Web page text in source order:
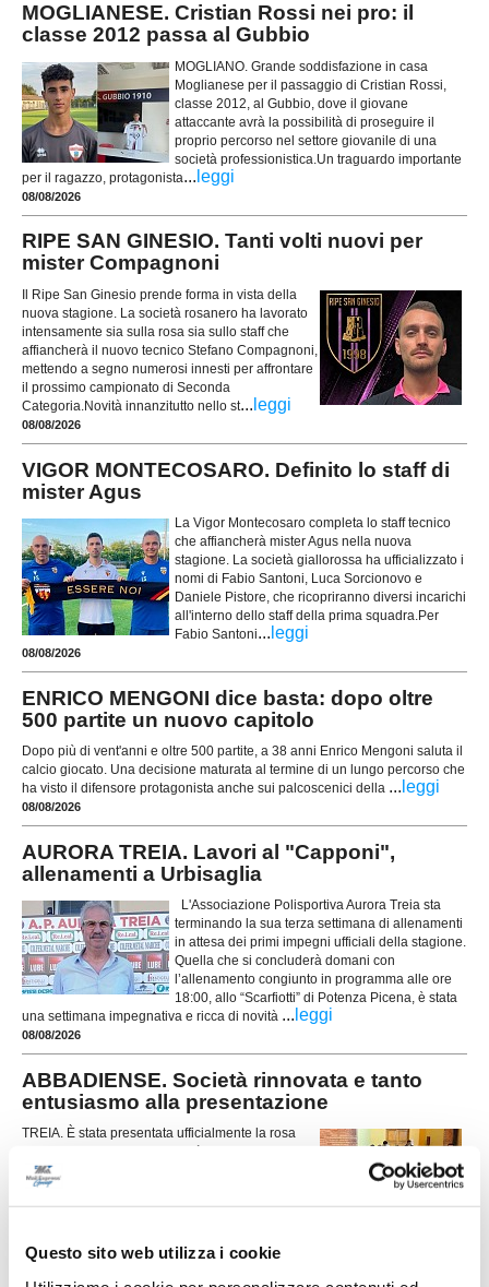
Questo sito web utilizza i cookie
MOGLIANESE. Cristian Rossi nei pro: il
classe 2012 passa al Gubbio
MOGLIANO. Grande soddisfazione in casa
Moglianese per il passaggio di Cristian Rossi,
classe 2012, al Gubbio, dove il giovane
attaccante avrà la possibilità di proseguire il
proprio percorso nel settore giovanile di una
società professionistica.Un traguardo importante
per il ragazzo, protagonista... leggi
08/08/2026
RIPE SAN GINESIO. Tanti volti nuovi per
mister Compagnoni
Il Ripe San Ginesio prende forma in vista della
nuova stagione. La società rosanero ha lavorato
intensamente sia sulla rosa sia sullo staff che
affiancherà il nuovo tecnico Stefano Compagnoni,
mettendo a segno numerosi innesti per affrontare
il prossimo campionato di Seconda
Categoria.Novità innanzitutto nello st... leggi
08/08/2026
VIGOR MONTECOSARO. Definito lo staff di
mister Agus
La Vigor Montecosaro completa lo staff tecnico
che affiancherà mister Agus nella nuova
stagione. La società giallorossa ha ufficializzato i
nomi di Fabio Santoni, Luca Sorcionovo e
Daniele Pistore, che ricopriranno diversi incarichi
all'interno dello staff della prima squadra.Per
Fabio Santoni... leggi
08/08/2026
ENRICO MENGONI dice basta: dopo oltre
500 partite un nuovo capitolo
Dopo più di vent'anni e oltre 500 partite, a 38 anni Enrico Mengoni saluta il
calcio giocato. Una decisione maturata al termine di un lungo percorso che
ha visto il difensore protagonista anche sui palcoscenici della ... leggi
08/08/2026
AURORA TREIA. Lavori al "Capponi",
allenamenti a Urbisaglia
L'Associazione Polisportiva Aurora Treia sta
terminando la sua terza settimana di allenamenti
in attesa dei primi impegni ufficiali della stagione.
Quella che si concluderà domani con
l’allenamento congiunto in programma alle ore
18:00, allo “Scarfiotti” di Potenza Picena, è stata
una settimana impegnativa e ricca di novità ... leggi
08/08/2026
ABBADIENSE. Società rinnovata e tanto
entusiasmo alla presentazione
TREIA. È stata presentata ufficialmente la rosa
Terza categoria 2026/27. La società della frazione
di Santa Maria in Selva si appresta a vivere una
nuova stagione con entusiasmo, puntando su
uomini in campo, con un gruppo c... leggi
08/08/2026